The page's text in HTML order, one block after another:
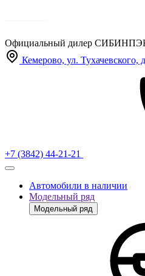
Официальный дилер
Кемерово, ул. Тухачевского,
+7 (3842) 44-21-21
Автомобили в наличии
Модельный ряд
Модельный ряд